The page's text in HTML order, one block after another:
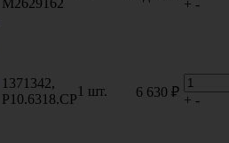
+ -
1371342,
P10.6318.CP
1 шт. 6 630 ₽
+ -